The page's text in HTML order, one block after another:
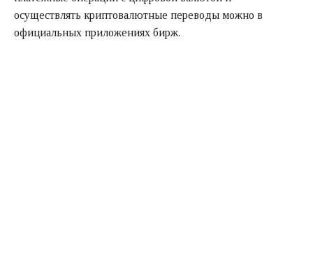
осуществлять криптовалютные переводы можно в
официальных приложениях бирж.